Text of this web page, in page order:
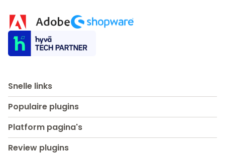
Snelle links
Populaire plugins
Platform pagina's
Review plugins